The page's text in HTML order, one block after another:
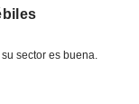
sector es buena.